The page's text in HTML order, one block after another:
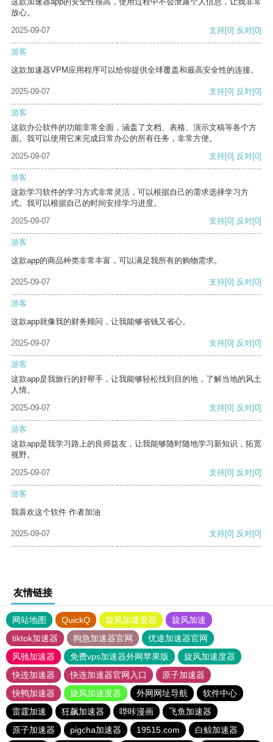
放心。
2025-09-07
支持[0] 反对[0]
游客
这款加速器VPM应用程序可以给你提供全球覆盖和最高安全性的连接。
2025-09-07 支持[0] 反对[0]
游客
这款办公软件的功能非常全面，涵盖了文档、表格、演示文稿等各个方
面。我可以使用它来完成日常办公的所有任务，非常方便。
2025-09-07
支持[0] 反对[0]
游客
这款学习软件的学习方式非常灵活，可以根据自己的需求选择学习方
式。我可以根据自己的时间安排学习进度。
2025-09-07
支持[0] 反对[0]
游客
这款app的商品种类非常丰富，可以满足我所有的购物需求。
2025-09-07 支持[0] 反对[0]
游客
这款app就像我的财务顾问，让我能够省钱又省心。
2025-09-07 支持[0] 反对[0]
游客
这款app是我旅行的好帮手，让我能够轻松找到目的地，了解当地的风土
人情。
2025-09-07
支持[0] 反对[0]
游客
这款app是我学习路上的良师益友，让我能够随时随地学习新知识，拓宽
视野。
2025-09-07
支持[0] 反对[0]
游客
我喜欢这个软件 作者加油
2025-09-07 支持[0] 反对[0]
友情链接
网站地图 QuickQ 旋风加速度器
旋风加速
tiktok加速器
狗急加速器官网
优途加速器官网
风驰加速器
免费vps加速器外网苹果版
旋风加速度器
快连加速器
快连加速器官网入口
原子加速器
快鸭加速器
旋风加速度器 外网网址导航
软件中心
雷霆加速
狂飙加速器 哔咔漫画
飞鱼加速器
原子加速器
pigcha加速器 19515.com 白鲸加速器